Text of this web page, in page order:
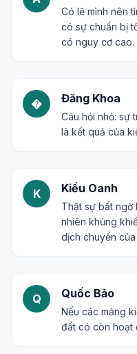
Có lẽ mình nên
có sự chuẩn bị
có nguy cơ cao.
� Đăng Khoa
Câu hỏi nhỏ: sự
là kết quả của
K Kiều Oanh
Thật sự bất ngờ
nhiên khủng
dịch chuyển
Q Quốc Bảo
Nếu các mảng
đất có còn hoạt